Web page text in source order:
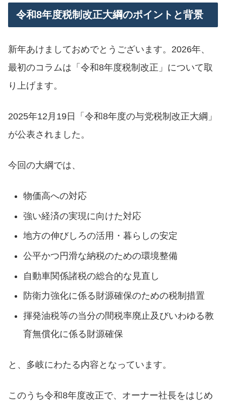
令和8年度税制改正大綱のポイントと背景
新年あけましておめでとうございます。2026年、
最初のコラムは「令和8年度税制改正」について取
り上げます。
2025年12月19日「令和8年度の与党税制改正大綱」
が公表されました。
今回の大綱では、
物価高への対応
強い経済の実現に向けた対応
地方の伸びしろの活用・暮らしの安定
公平かつ円滑な納税のための環境整備
自動車関係諸税の総合的な見直し
防衛力強化に係る財源確保のための税制措置
揮発油税等の当分の間税率廃止及びいわゆる教
育無償化に係る財源確保
と、多岐にわたる内容となっています。
このうち令和8年度改正で、オーナー社長をはじめ